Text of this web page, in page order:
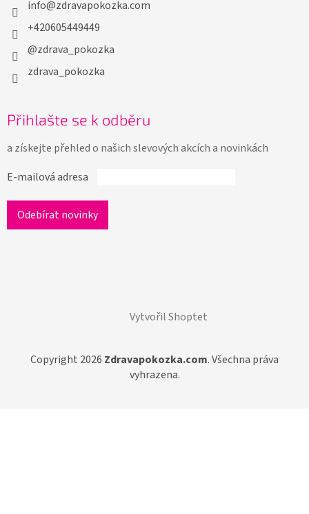
info@zdravapokozka.com
+420605449449
@zdrava_pokozka
zdrava_pokozka
Přihlašte se k odběru
a získejte přehled o našich slevových akcích a novinkách
E-mailová adresa
Vytvořil Shoptet
Copyright 2026 Zdravapokozka.com. Všechna práva
vyhrazena.